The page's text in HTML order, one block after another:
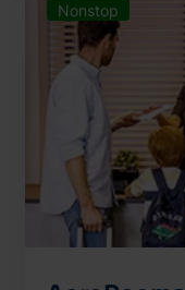
Nonstop